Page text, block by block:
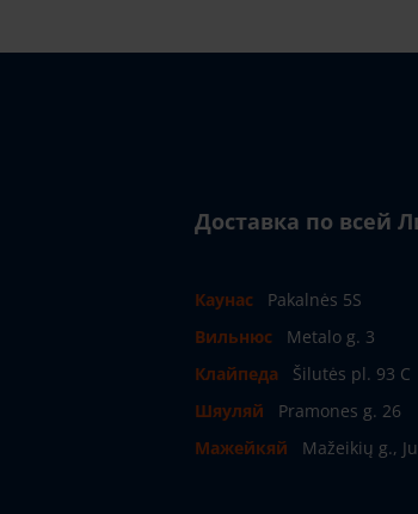
Доставка по всей
Каунас
Pakalnės 5S
Вильнюс
Metalo g. 3
Клайпеда
Šilutės pl. 93 C
Шяуляй
Pramones g. 26
Мажейкяй
Mažeikių g.,